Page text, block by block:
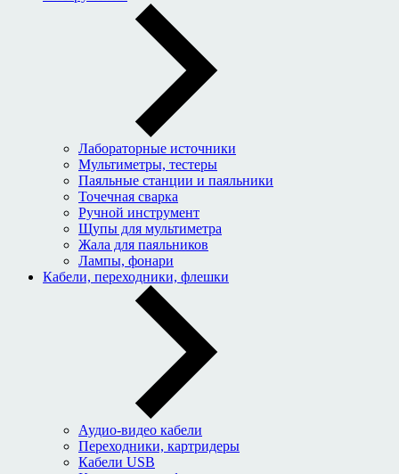
Лабораторные источники
Мультиметры, тестеры
Паяльные станции и паяльники
Точечная сварка
Ручной инструмент
Щупы для мультиметра
Жала для паяльников
Лампы, фонари
Кабели, переходники, флешки
Аудио-видео кабели
Переходники, картридеры
Кабели USB